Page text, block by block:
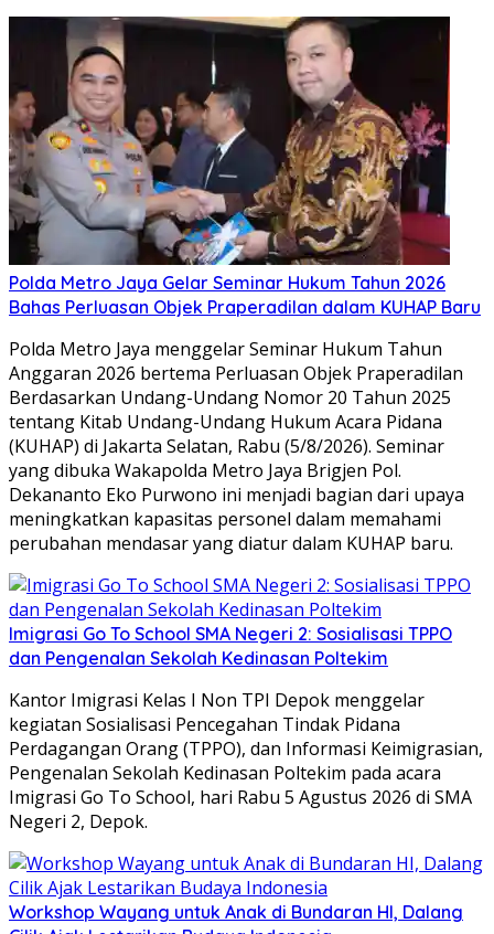
Polda Metro Jaya Gelar Seminar Hukum Tahun 2026
Bahas Perluasan Objek Praperadilan dalam KUHAP Baru
Polda Metro Jaya menggelar Seminar Hukum Tahun
Anggaran 2026 bertema Perluasan Objek Praperadilan
Berdasarkan Undang-Undang Nomor 20 Tahun 2025
tentang Kitab Undang-Undang Hukum Acara Pidana
(KUHAP) di Jakarta Selatan, Rabu (5/8/2026). Seminar
yang dibuka Wakapolda Metro Jaya Brigjen Pol.
Dekananto Eko Purwono ini menjadi bagian dari upaya
meningkatkan kapasitas personel dalam memahami
perubahan mendasar yang diatur dalam KUHAP baru.
Imigrasi Go To School SMA Negeri 2: Sosialisasi TPPO
dan Pengenalan Sekolah Kedinasan Poltekim
Kantor Imigrasi Kelas I Non TPI Depok menggelar
kegiatan Sosialisasi Pencegahan Tindak Pidana
Perdagangan Orang (TPPO), dan Informasi Keimigrasian,
Pengenalan Sekolah Kedinasan Poltekim pada acara
Imigrasi Go To School, hari Rabu 5 Agustus 2026 di SMA
Negeri 2, Depok.
Workshop Wayang untuk Anak di Bundaran HI, Dalang